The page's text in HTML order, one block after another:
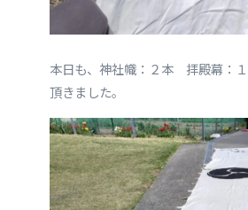
本日も、神社幟：２本 拝殿幕：
頂きました。